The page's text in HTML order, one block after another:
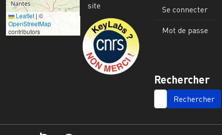
Leaflet | ©
OpenStreetMap
contributors
site
Image
Se connecter
Mot de passe
Rechercher
SEARCH